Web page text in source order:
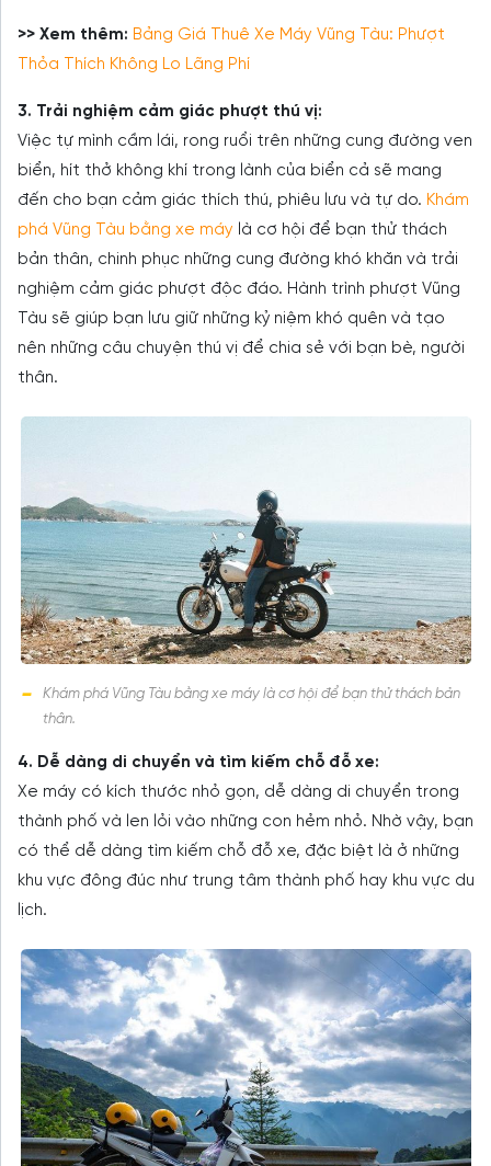
>> Xem thêm: Bảng Giá Thuê Xe Máy Vũng Tàu: Phượt
Thỏa Thích Không Lo Lãng Phí
3. Trải nghiệm cảm giác phượt thú vị:
Việc tự mình cầm lái, rong ruổi trên những cung đường ven
biển, hít thở không khí trong lành của biển cả sẽ mang
đến cho bạn cảm giác thích thú, phiêu lưu và tự do. Khám
phá Vũng Tàu bằng xe máy là cơ hội để bạn thử thách
bản thân, chinh phục những cung đường khó khăn và trải
nghiệm cảm giác phượt độc đáo. Hành trình phượt Vũng
Tàu sẽ giúp bạn lưu giữ những kỷ niệm khó quên và tạo
nên những câu chuyện thú vị để chia sẻ với bạn bè, người
thân.
Khám phá Vũng Tàu bằng xe máy là cơ hội để bạn thử thách bản
thân.
4. Dễ dàng di chuyển và tìm kiếm chỗ đỗ xe:
Xe máy có kích thước nhỏ gọn, dễ dàng di chuyển trong
thành phố và len lỏi vào những con hẻm nhỏ. Nhờ vậy, bạn
có thể dễ dàng tìm kiếm chỗ đỗ xe, đặc biệt là ở những
khu vực đông đúc như trung tâm thành phố hay khu vực du
lịch.